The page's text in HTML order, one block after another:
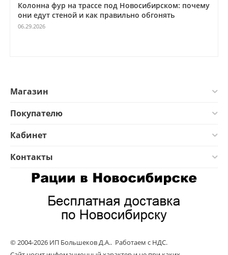
Колонна фур на трассе под Новосибирском: почему
они едут стеной и как правильно обгонять
06.29.2026
Магазин
Покупателю
Кабинет
Контакты
© 2004-2026 ИП Большеков Д.А.. Работаем с НДС.